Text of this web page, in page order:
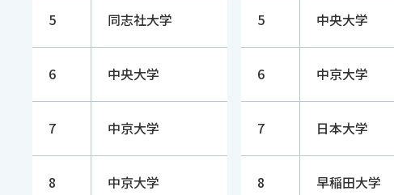
5 同志社大学
6 中央大学
7 中京大学
8 中京大学
5 中央大学
6 中京大学
7 日本大学
8 早稲田大学